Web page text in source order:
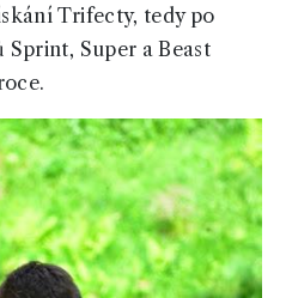
Trifecty, tedy po
Super a Beast